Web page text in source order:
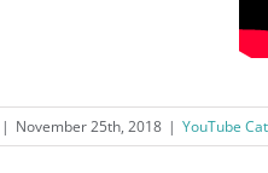
| November 25th, 2018 | YouTube